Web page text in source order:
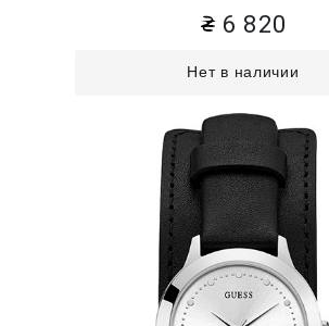
6 820
Нет в наличии